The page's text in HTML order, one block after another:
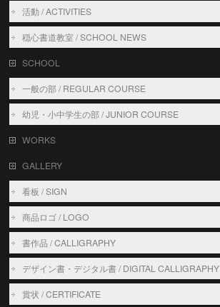
活動 / ACTIVITIES
穏心書道教室 / SCHOOL NEWS
SCHOOL
一般の部 / REGULAR COURSE
幼児・小中学生の部 / JUNIOR COURSE
WORKS
GALLERY
看板 / SIGN
商品ロゴ / LOGO
書作品 / CALLIGRAPHY
デザイン書・デジタル書 / DIGITAL CALLIGRAPHY
賞状 / CERTIFICATE